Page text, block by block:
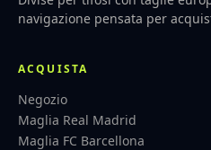
navigazione pensata per
ACQUISTA
Negozio
Maglia Real Madrid
Maglia FC Barcellona